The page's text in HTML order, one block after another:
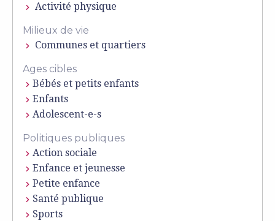
Activité physique
Milieux de vie
Communes et quartiers
Ages cibles
Bébés et petits enfants
Enfants
Adolescent-e-s
Politiques publiques
Action sociale
Enfance et jeunesse
Petite enfance
Santé publique
Sports